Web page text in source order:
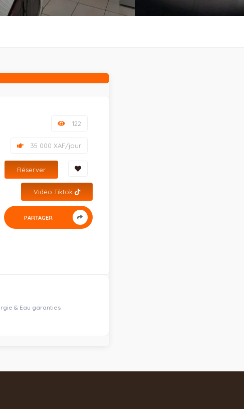
122
35 000 XAF/jour
Réserver
Vidéo Tiktok
PARTAGER
& Eau garanties